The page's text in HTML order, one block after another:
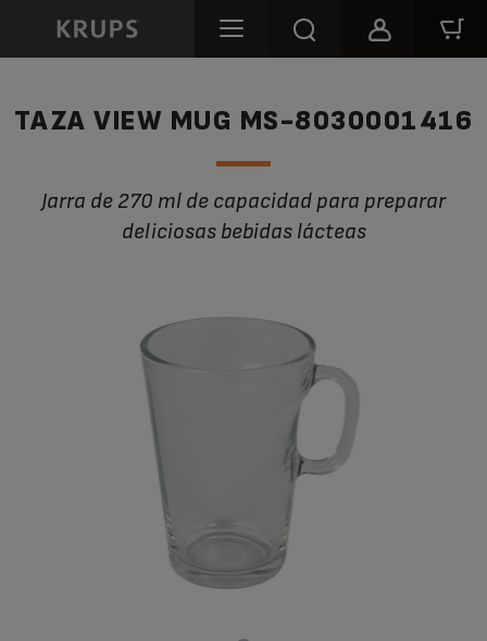
TAZA VIEW MUG MS-8030001416
Jarra de 270 ml de capacidad para preparar
deliciosas bebidas lácteas